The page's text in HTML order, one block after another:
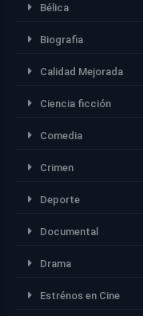
Bélica
Biografia
Calidad Mejorada
Ciencia ficción
Comedia
Crimen
Deporte
Documental
Drama
Estrénos en Cine